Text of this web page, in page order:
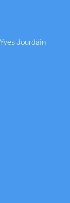
Jourdain